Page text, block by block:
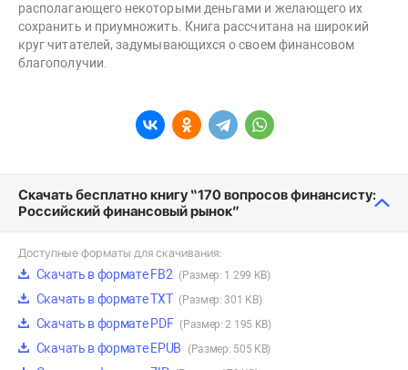
располагающего некоторыми деньгами и желающего их
сохранить и приумножить. Книга рассчитана на широкий
круг читателей, задумывающихся о своем финансовом
благополучии.
Скачать бесплатно книгу “170 вопросов финансисту:
Российский финансовый рынок”
Доступные форматы для скачивания:
Скачать в формате FB2 (Размер: 1 299 KB)
Скачать в формате TXT (Размер: 301 KB)
Скачать в формате PDF (Размер: 2 195 KB)
Скачать в формате EPUB (Размер: 505 KB)